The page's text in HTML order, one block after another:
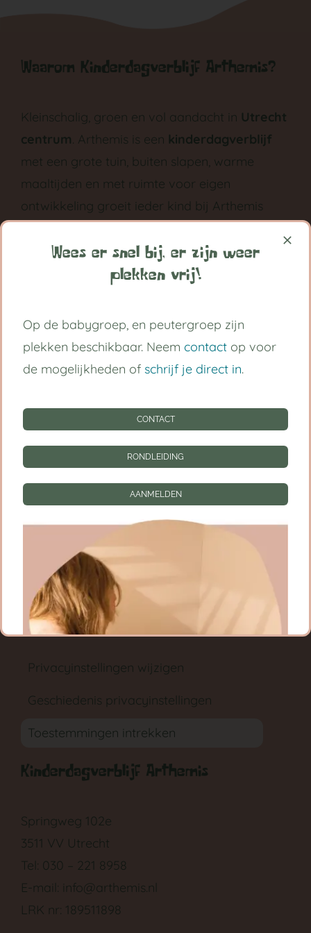
Waarom Kinderdagverblijf Arthemis?
Kleinschalig, groen en vol aandacht in Utrecht
centrum. Arthemis is een kinderdagverblijf
met een grote tuin, buiten slapen, warme
maaltijden en met ruimte voor eigen
ontwikkeling groeit ieder kind bij Arthemis
Volg ons op:
Handige links
Kinderdagverblijf Utrecht Centrum
Babygroep
Peutergroep
RONDLEIDING
AANMELDEN
Privacy instellingen
Privacyinstellingen wijzigen
Geschiedenis privacyinstellingen
Toestemmingen intrekken
Kinderdagverblijf Arthemis
Springweg 102e
3511 VV Utrecht
Tel: 030 – 221 8958
E-mail: info@arthemis.nl
LRK nr: 189511898
Wees er snel bij, er zijn weer
plekken vrij!
Op de babygroep, en peutergroep zijn
plekken beschikbaar. Neem contact op voor
de mogelijkheden of schrijf je direct in.
CONTACT
RONDLEIDING
AANMELDEN